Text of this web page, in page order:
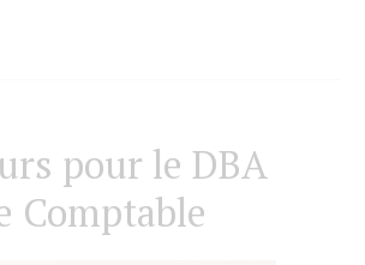
pour le DBA
Comptable